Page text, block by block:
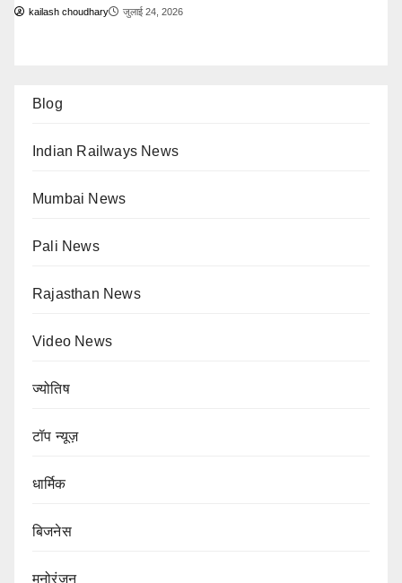
kailash choudhary जुलाई 24, 2026
Blog
Indian Railways News
Mumbai News
Pali News
Rajasthan News
Video News
ज्योतिष
टॉप न्यूज़
धार्मिक
बिजनेस
मनोरंजन